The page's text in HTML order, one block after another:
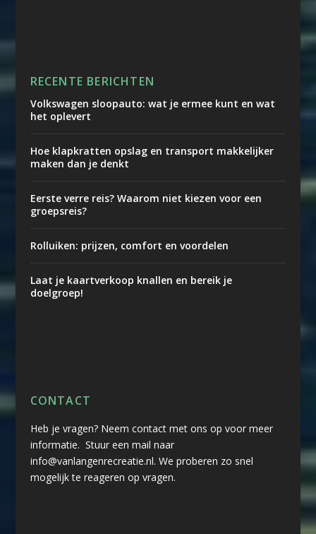
RECENTE BERICHTEN
Volkswagen sloopauto: wat je ermee kunt en wat
het oplevert
Hoe klapkratten opslag en transport makkelijker
maken dan je denkt
Eerste verre reis? Waarom niet kiezen voor een
groepsreis?
Rolluiken: prijzen, comfort en voordelen
Laat je kaartverkoop knallen en bereik je
doelgroep!
CONTACT
Heb je vragen? Neem contact met ons op voor meer
informatie. Stuur een mail naar
info@vanlangenrecreatie.nl. We proberen zo snel
mogelijk te reageren op vragen.